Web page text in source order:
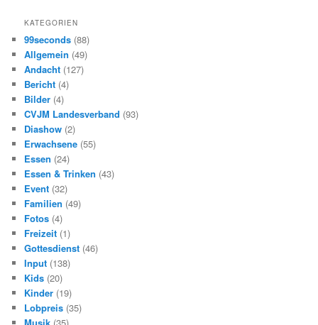
i
s
KATEGORIEN
99seconds (88)
Allgemein (49)
Andacht (127)
Bericht (4)
Bilder (4)
CVJM Landesverband (93)
Diashow (2)
Erwachsene (55)
Essen (24)
Essen & Trinken (43)
Event (32)
Familien (49)
Fotos (4)
Freizeit (1)
Gottesdienst (46)
Input (138)
Kids (20)
Kinder (19)
Lobpreis (35)
Musik (35)